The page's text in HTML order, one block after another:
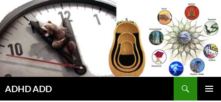
Hoppa
till
innehåll
ADHD ADD